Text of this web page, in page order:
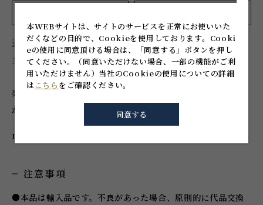
近くのショールームを探す
オーダー家具を作る
楽器のような曲線で構成されたフォルムと、ブロンズの光沢
がクラシカルな雰囲気を演出。
made in SPAIN
注意事項
●本品は輸入品です。不良があった場合、原則的に代品交換
本WEBサイトは、サイトのサービスを正常にお使いいた
だくなどの目的で、Cookieを使用しております。 Cooki
eの使用に同意頂ける場合は、「同意する」ボタンを押し
てください。
（同意いただけない場合、一部の機能がご利
用いただけません） 当社のCookieの使用についての詳細
は こちら をご確認ください。
同意する